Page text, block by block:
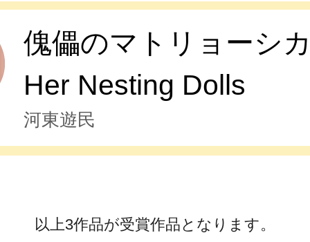
傀儡のマトリョーシ
Her Nesting Dolls
河東遊民
以上3作品が受賞作品となります。